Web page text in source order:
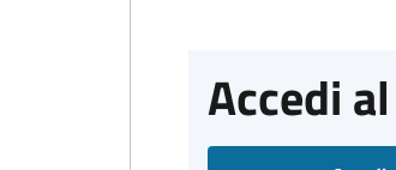
Accedi